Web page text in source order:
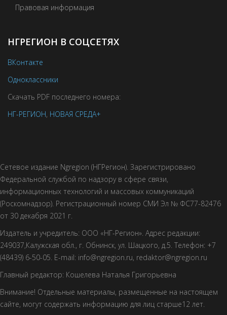
Правовая информация
НГРЕГИОН В СОЦСЕТЯХ
ВКонтакте
Одноклассники
Скачать PDF последнего номера:
НГ-РЕГИОН, НОВАЯ СРЕДА+
Сетевое издание Ngregion (НГРегион). Зарегистрировано
Федеральной службой по надзору в сфере связи,
информационных технологий и массовых коммуникаций
(Роскомнадзор). Регистрационный номер СМИ Эл № ФС77-82476
от 30 декабря 2021 г.
Издатель и учредитель: ООО «НГ-Регион». Адрес редакции:
249037,Калужская обл., г. Обнинск, ул. Шацкого, д.5. Телефон: +7
(48439) 6-50-05. E-mail: info@ngregion.ru, redaktor@ngregion.ru
Главный редактор: Кошелева Наталья Григорьевна
Внимание! Отдельные материалы, размещенные на настоящем
сайте, могут содержать информацию для лиц старше12 лет.